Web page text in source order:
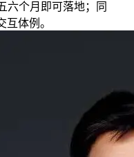
六个月即可落地；同
体例。